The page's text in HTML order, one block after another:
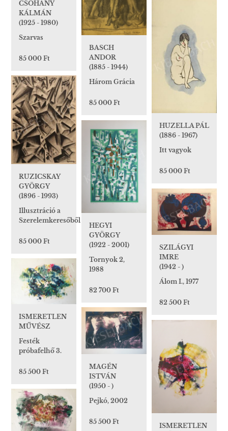
CSOHÁNY
KÁLMÁN
(1925 - 1980)
Szarvas
85 000 Ft
BASCH
ANDOR
(1885 - 1944)
Három Grácia
85 000 Ft
HUZELLA PÁL
(1886 - 1967)
Itt vagyok
85 000 Ft
RUZICSKAY
GYÖRGY
(1896 - 1993)
Illusztráció a
Szerelemkeresőből
85 000 Ft
HEGYI
GYÖRGY
(1922 - 2001)
Tornyok 2,
1988
82 700 Ft
SZILÁGYI
IMRE
(1942 - )
Álom I., 1977
82 500 Ft
ISMERETLEN
MŰVÉSZ
Festék
próbafelhő 3.
85 500 Ft
MAGÉN
ISTVÁN
(1950 - )
Pejkó, 2002
85 500 Ft
ISMERETLEN